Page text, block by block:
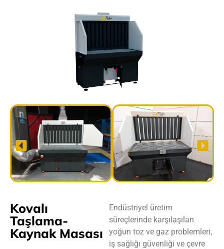
Kovalı
Taşlama-
Kaynak Masası
Endüstriyel üretim
süreçlerinde karşılaşılan
yoğun toz ve gaz problemleri,
iş sağlığı güvenliği ve çevre